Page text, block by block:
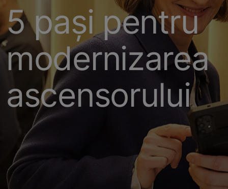
5 pași pentru
modernizarea
ascensorului